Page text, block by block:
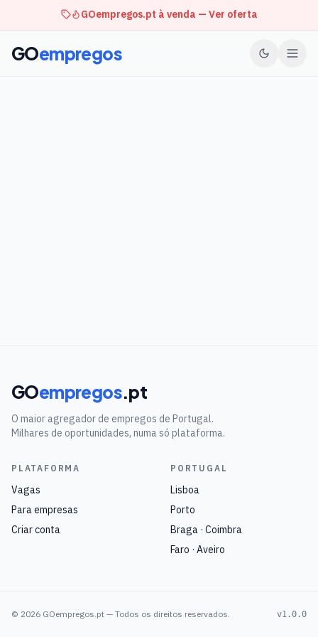
GOempregos.pt à venda — Ver oferta
GOempregos
GOempregos.pt
O maior agregador de empregos de Portugal.
Milhares de oportunidades, numa só plataforma.
PLATAFORMA
Vagas
Para empresas
Criar conta
PORTUGAL
Lisboa
Porto
Braga · Coimbra
Faro · Aveiro
© 2026 GOempregos.pt — Todos os direitos reservados. v1.0.0